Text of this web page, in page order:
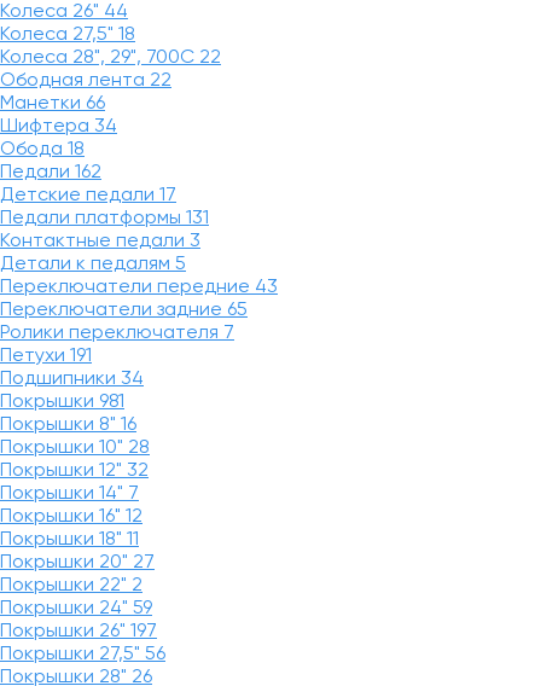
Колеса 26" 44
Колеса 27,5" 18
Колеса 28", 29", 700С 22
Ободная лента 22
Манетки 66
Шифтера 34
Обода 18
Педали 162
Детские педали 17
Педали платформы 131
Контактные педали 3
Детали к педалям 5
Переключатели передние 43
Переключатели задние 65
Ролики переключателя 7
Петухи 191
Подшипники 34
Покрышки 981
Покрышки 8" 16
Покрышки 10" 28
Покрышки 12" 32
Покрышки 14" 7
Покрышки 16" 12
Покрышки 18" 11
Покрышки 20" 27
Покрышки 22" 2
Покрышки 24" 59
Покрышки 26" 197
Покрышки 27,5" 56
Покрышки 28" 26